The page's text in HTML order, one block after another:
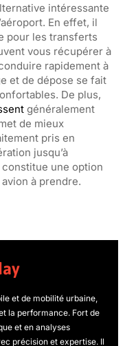
intéressante
En effet, il
pour les transferts
vous récupérer à
rapidement à
et de dépose se fait
De plus,
généralement
de mieux
pris en
jusqu’à
constitue une option
à prendre.
et de mobilité urbaine,
la performance. Fort de
et en analyses
précision et expertise. Il